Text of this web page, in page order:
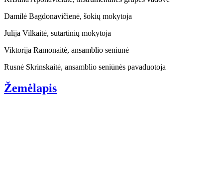
Damilė Bagdonavičienė, šokių mokytoja
Julija Vilkaitė, sutartinių mokytoja
Viktorija Ramonaitė, ansamblio seniūnė
Rusnė Skrinskaitė, ansamblio seniūnės pavaduotoja
Žemėlapis